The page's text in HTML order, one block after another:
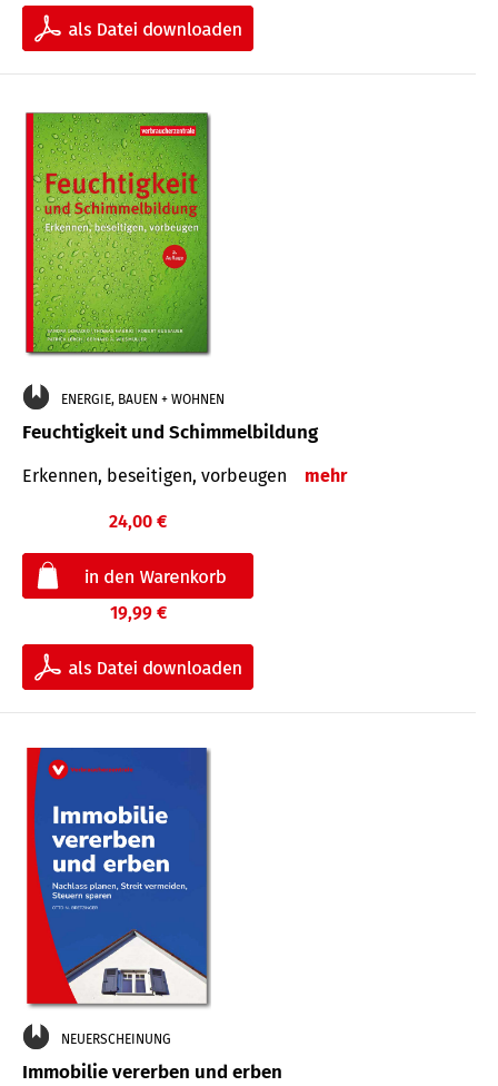
ENERGIE, BAUEN + WOHNEN
Feuchtigkeit und Schimmelbildung
Erkennen, beseitigen, vorbeugen mehr
24,00 €
19,99 €
NEUERSCHEINUNG
Immobilie vererben und erben